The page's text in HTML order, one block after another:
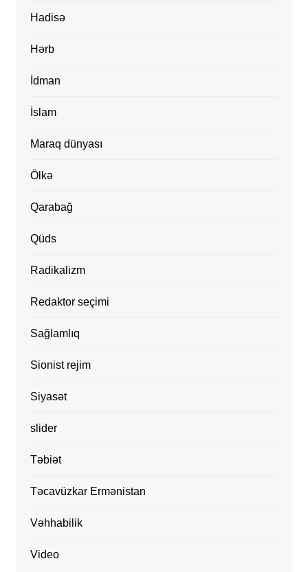
Hadisə
Hərb
İdman
İslam
Maraq dünyası
Ölkə
Qarabağ
Qüds
Radikalizm
Redaktor seçimi
Sağlamlıq
Sionist rejim
Siyasət
slider
Təbiət
Təcavüzkar Ermənistan
Vəhhabilik
Video